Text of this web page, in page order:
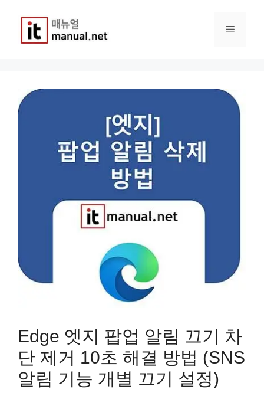
메
Edge 엣지 팝업 알림 끄기 차
단 제거 10초 해결 방법 (SNS
알림 기능 개별 끄기 설정)